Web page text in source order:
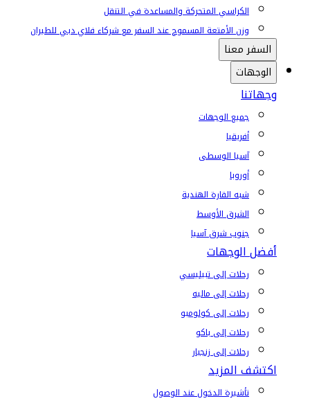
الكراسي المتحركة والمساعدة في التنقل
وزن الأمتعة المسموح عند السفر مع شركاء فلاي دبي للطيران
السفر معنا
الوجهات
وجهاتنا
جميع الوجهات
أفريقيا
آسيا الوسطى
أوروبا
شبه القارة الهندية
الشرق الأوسط
جنوب شرق آسيا
أفضل الوجهات
رحلات إلى تبيليسي
رحلات إلى ماليه
رحلات إلى كولومبو
رحلات إلى باكو
رحلات إلى زنجبار
اكتشف المزيد
تأشيرة الدخول عند الوصول